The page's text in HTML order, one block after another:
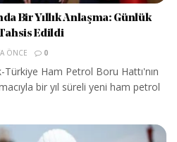
Bir Yıllık Anlaşma: Günlük
Edildi
ÖNCE 0
Türkiye Ham Petrol Boru Hattı'nın
bir yıl süreli yeni ham petrol